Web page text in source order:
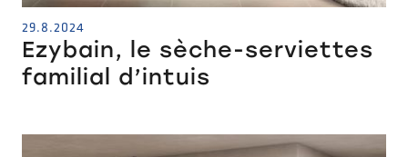
29.8.2024
Ezybain, le sèche-serviettes
familial d’intuis